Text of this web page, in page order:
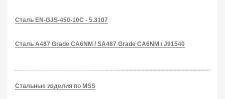
Сталь EN-GJS-450-10C - 5.3107
Сталь A487 Grade CA6NM / SA487 Grade CA6NM / J91540
Стальные изделия по MSS